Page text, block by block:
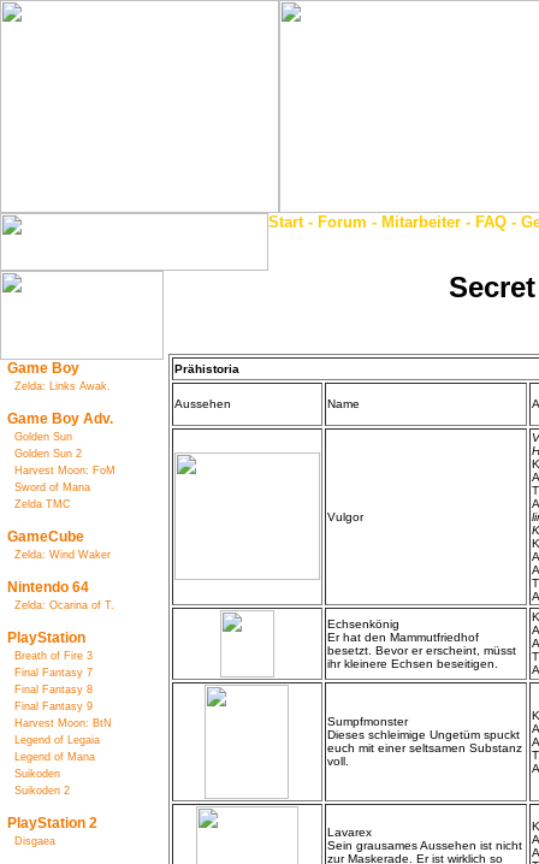
Start- Forum - Mitarbeiter - FAQ -
Game Boy
Zelda: Links Awak.
Game Boy Adv.
Golden Sun
Golden Sun 2
Harvest Moon: FoM
Sword of Mana
Zelda TMC
GameCube
Zelda: Wind Waker
Nintendo 64
Zelda: Ocarina of T.
PlayStation
Breath of Fire 3
Final Fantasy 7
Final Fantasy 8
Final Fantasy 9
Harvest Moon: BtN
Legend of Legaia
Legend of Mana
Suikoden
Suikoden 2
PlayStation 2
Disgaea
Prähistoria
Aussehen Name
Vulgor
Echsenkönig
Er hat den Mammutfriedhof
besetzt. Bevor er erscheint, müsst
ihr kleinere Echsen beseitigen.
Sumpfmonster
Dieses schleimige Ungetüm spuckt
euch mit einer seltsamen Substanz
voll.
Lavarex
Sein grausames Aussehen ist nicht
zur Maskerade. Er ist wirklich so